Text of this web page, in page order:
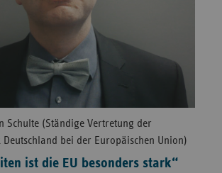
Schulte (Ständige Vertretung der
Deutschland bei der Europäischen Union)
ist die EU besonders stark“